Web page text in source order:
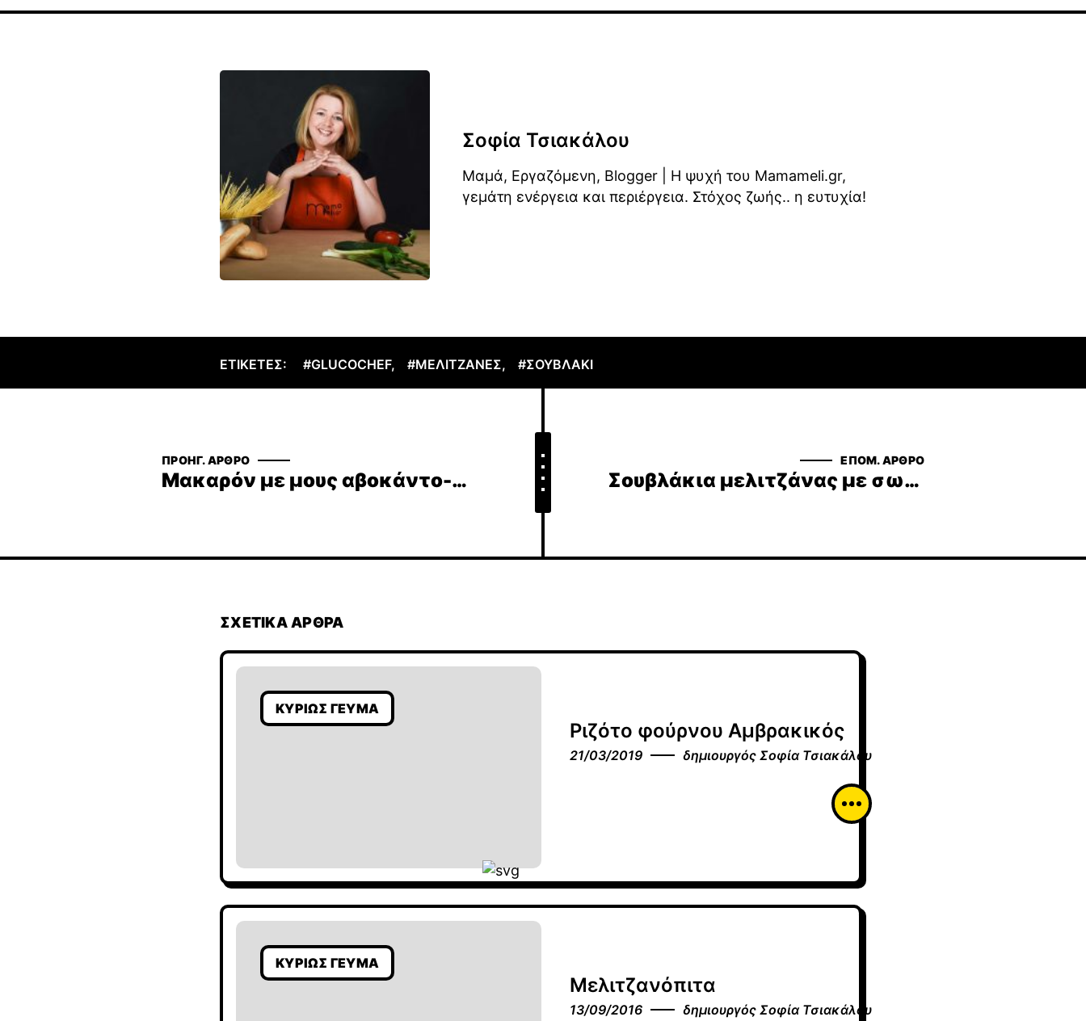
Σοφία Τσιακάλου
Μαμά, Εργαζόμενη, Blogger | Η ψυχή του Mamameli.gr,
γεμάτη ενέργεια και περιέργεια. Στόχος ζωής.. η ευτυχία!
ΕΤΙΚΈΤΕΣ: #GLUCOCHEF, #ΜΕΛΙΤΖΆΝΕΣ, #ΣΟΥΒΛΆΚΙ
ΠΡΟΗΓ. ΆΡΘΡΟ
Μακαρόν με μους αβοκάντο-σοκολάτα ή τυρί κρέμα
ΕΠΟΜ. ΆΡΘΡΟ
Σουβλάκια μελιτζάνας με σως φυστικοβούτυρου
ΣΧΕΤΙΚΆ ΆΡΘΡΑ
ΚΥΡΊΩΣ ΓΕΎΜΑ
Ριζότο φούρνου Αμβρακικός
21/03/2019 δημιουργός Σοφία Τσιακάλου
ΚΥΡΊΩΣ ΓΕΎΜΑ
Μελιτζανόπιτα
13/09/2016 δημιουργός Σοφία Τσιακάλου